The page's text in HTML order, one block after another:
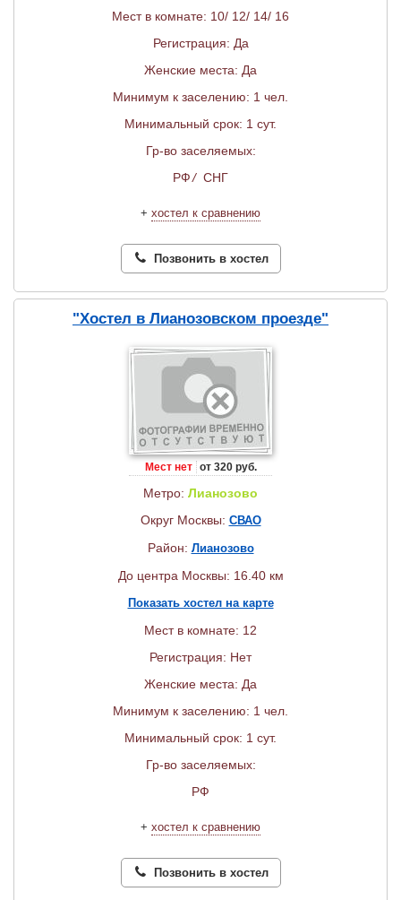
Мест в комнате: 10/ 12/ 14/ 16
Регистрация: Да
Женские места: Да
Минимум к заселению: 1 чел.
Минимальный срок: 1 сут.
Гр-во заселяемых:
РФ/ СНГ
+ хостел к сравнению
Позвонить в хостел
"Хостел в Лианозовском проезде"
Мест нет от 320 руб.
Метро: Лианозово
Округ Москвы: СВАО
Район: Лианозово
До центра Москвы: 16.40 км
Показать хостел на карте
Мест в комнате: 12
Регистрация: Нет
Женские места: Да
Минимум к заселению: 1 чел.
Минимальный срок: 1 сут.
Гр-во заселяемых:
РФ
+ хостел к сравнению
Позвонить в хостел